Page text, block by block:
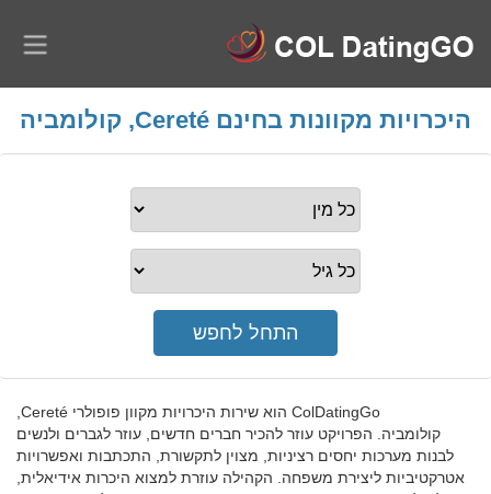
היכרויות מקוונות בחינם Cereté, קולומביה
קולומביה. הפרויקט עוזר להכיר חברים חדשים, עוזר לגברים ולנשים
לבנות מערכות יחסים רציניות, מצוין לתקשורת, התכתבות ואפשרויות
אטרקטיביות ליצירת משפחה. הקהילה עוזרת למצוא היכרות אידיאלית,